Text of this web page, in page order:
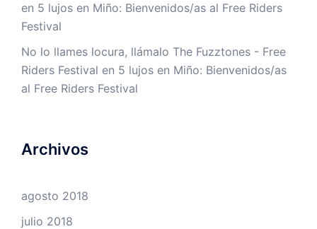
en 5 lujos en Miño: Bienvenidos/as al Free Riders
Festival
No lo llames locura, llámalo The Fuzztones - Free
Riders Festival en 5 lujos en Miño: Bienvenidos/as
al Free Riders Festival
Archivos
agosto 2018
julio 2018